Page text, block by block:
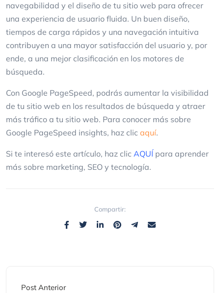
navegabilidad y el diseño de tu sitio web para ofrecer
una experiencia de usuario fluida. Un buen diseño,
tiempos de carga rápidos y una navegación intuitiva
contribuyen a una mayor satisfacción del usuario y, por
ende, a una mejor clasificación en los motores de
búsqueda.
Con Google PageSpeed, podrás aumentar la visibilidad
de tu sitio web en los resultados de búsqueda y atraer
más tráfico a tu sitio web. Para conocer más sobre
Google PageSpeed insights, haz clic aquí.
Si te interesó este artículo, haz clic AQUÍ para aprender
más sobre marketing, SEO y tecnología.
Compartir:
Post Anterior